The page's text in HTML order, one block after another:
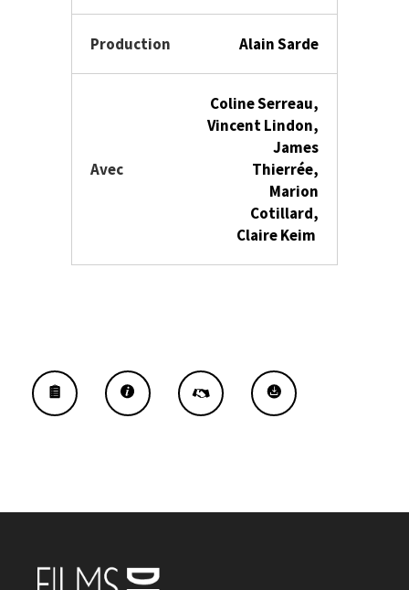
Production Alain Sarde
Avec
Coline Serreau,
Vincent Lindon,
James
Thierrée,
Marion
Cotillard,
Claire Keim